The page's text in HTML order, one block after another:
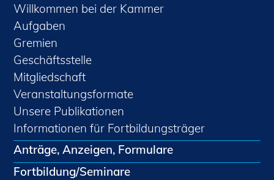
Willkommen bei der Kammer
Aufgaben
Gremien
Geschäftsstelle
Mitgliedschaft
Veranstaltungsformate
Unsere Publikationen
Informationen für Fortbildungsträger
Anträge, Anzeigen, Formulare
Fortbildung/Seminare